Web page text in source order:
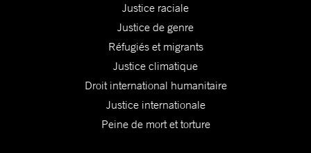
Justice raciale
Justice de genre
Réfugiés et migrants
Justice climatique
Droit international humanitaire
Justice internationale
Peine de mort et torture